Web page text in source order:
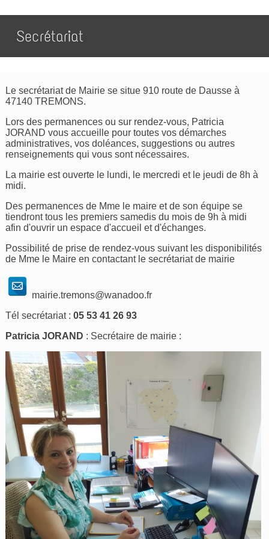
Secrétariat
Le secrétariat de Mairie se situe 910 route de Dausse à
47140 TREMONS.
Lors des permanences ou sur rendez-vous, Patricia
JORAND vous accueille pour toutes vos démarches
administratives, vos doléances, suggestions ou autres
renseignements qui vous sont nécessaires.
La mairie est ouverte le lundi, le mercredi et le jeudi de 8h à
midi.
Des permanences de Mme le maire et de son équipe se
tiendront tous les premiers samedis du mois de 9h à midi
afin d'ouvrir un espace d'accueil et d'échanges.
Possibilité de prise de rendez-vous suivant les disponibilités
de Mme le Maire en contactant le secrétariat de mairie
mairie.tremons@wanadoo.fr
Tél secrétariat :05 53 41 26 93
Patricia JORAND : Secrétaire de mairie :